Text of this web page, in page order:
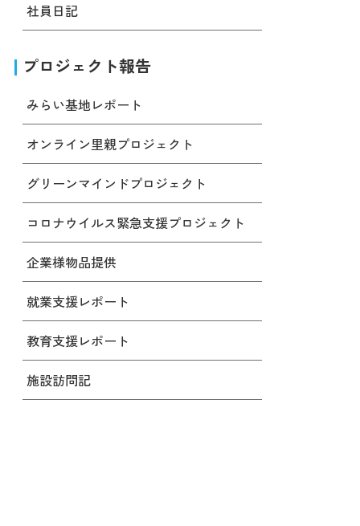
社員日記
プロジェクト報告
みらい基地レポート
オンライン里親プロジェクト
グリーンマインドプロジェクト
コロナウイルス緊急支援プロジェクト
企業様物品提供
就業支援レポート
教育支援レポート
施設訪問記